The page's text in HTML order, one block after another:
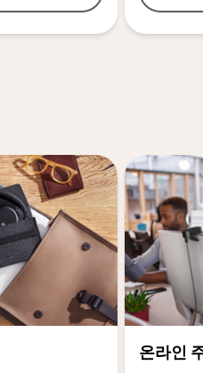
온라인